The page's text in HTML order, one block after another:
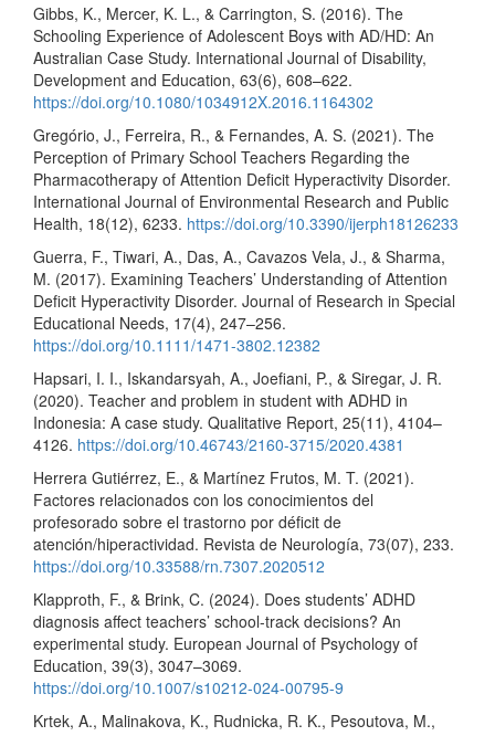
Gibbs, K., Mercer, K. L., & Carrington, S. (2016). The
Schooling Experience of Adolescent Boys with AD/HD: An
Australian Case Study. International Journal of Disability,
Development and Education, 63(6), 608–622.
https://doi.org/10.1080/1034912X.2016.1164302
Gregório, J., Ferreira, R., & Fernandes, A. S. (2021). The
Perception of Primary School Teachers Regarding the
Pharmacotherapy of Attention Deficit Hyperactivity Disorder.
International Journal of Environmental Research and Public
Health, 18(12), 6233. https://doi.org/10.3390/ijerph18126233
Guerra, F., Tiwari, A., Das, A., Cavazos Vela, J., & Sharma,
M. (2017). Examining Teachers’ Understanding of Attention
Deficit Hyperactivity Disorder. Journal of Research in Special
Educational Needs, 17(4), 247–256.
https://doi.org/10.1111/1471-3802.12382
Hapsari, I. I., Iskandarsyah, A., Joefiani, P., & Siregar, J. R.
(2020). Teacher and problem in student with ADHD in
Indonesia: A case study. Qualitative Report, 25(11), 4104–
4126. https://doi.org/10.46743/2160-3715/2020.4381
Herrera Gutiérrez, E., & Martínez Frutos, M. T. (2021).
Factores relacionados con los conocimientos del
profesorado sobre el trastorno por déficit de
atención/hiperactividad. Revista de Neurología, 73(07), 233.
https://doi.org/10.33588/rn.7307.2020512
Klapproth, F., & Brink, C. (2024). Does students’ ADHD
diagnosis affect teachers’ school-track decisions? An
experimental study. European Journal of Psychology of
Education, 39(3), 3047–3069.
https://doi.org/10.1007/s10212-024-00795-9
Krtek, A., Malinakova, K., Rudnicka, R. K., Pesoutova, M.,